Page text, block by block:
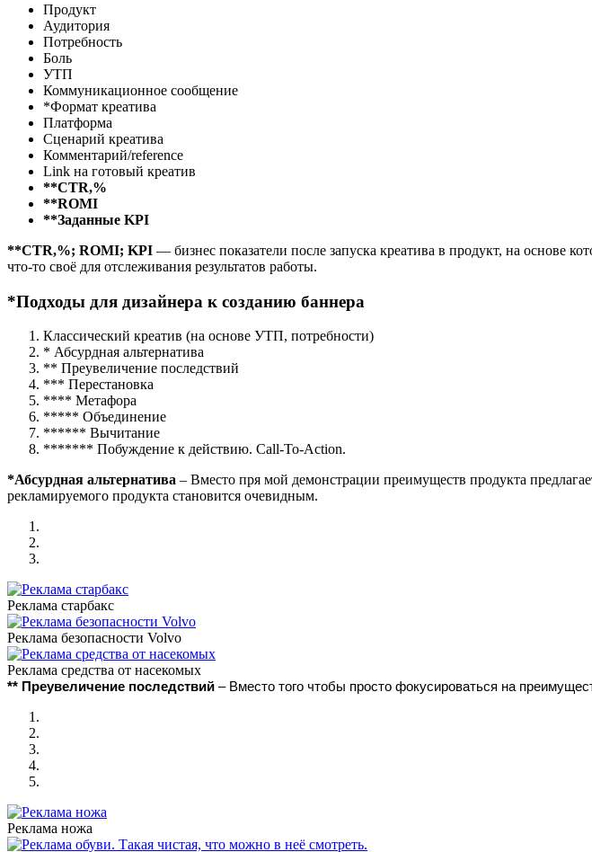
Продукт
Аудитория
Потребность
Боль
УТП
Коммуникационное сообщение
*Формат креатива
Платформа
Сценарий креатива
Комментарий/reference
Link на готовый креатив
**CTR,%
**ROMI
**Заданные KPI
**CTR,%; ROMI; KPI — бизнес показатели после запуска креатива в продукт, на основе
что-то своё для отслеживания результатов работы.
*Подходы для дизайнера к созданию баннера
Классический креатив (на основе УТП, потребности)
* Абсурдная альтернатива
** Преувеличение последствий
*** Перестановка
**** Метафора
***** Объединение
****** Вычитание
******* Побуждение к действию. Call-To-Action.
*Абсурдная альтернатива – Вместо пря мой демонстрации преимуществ продукта
рекламируемого продукта становится очевидным.
Реклама старбакс
Реклама безопасности Volvo
Реклама средства от насекомых
** Преувеличение последствий – Вместо того чтобы просто фокусироваться на
Реклама ножа